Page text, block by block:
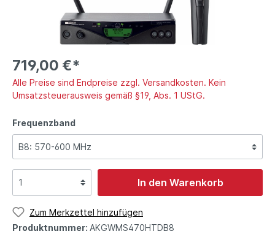
719,00 €*
Alle Preise sind Endpreise zzgl. Versandkosten. Kein
Umsatzsteuerausweis gemäß §19, Abs. 1 UStG.
Frequenzband
In den Warenkorb
Zum Merkzettel hinzufügen
Produktnummer: AKGWMS470HTDB8